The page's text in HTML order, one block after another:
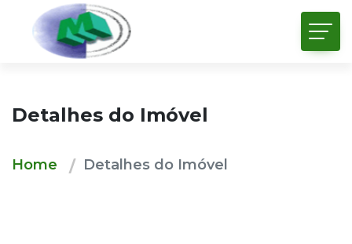
Detalhes do Imóvel
Home Detalhes do Imóvel